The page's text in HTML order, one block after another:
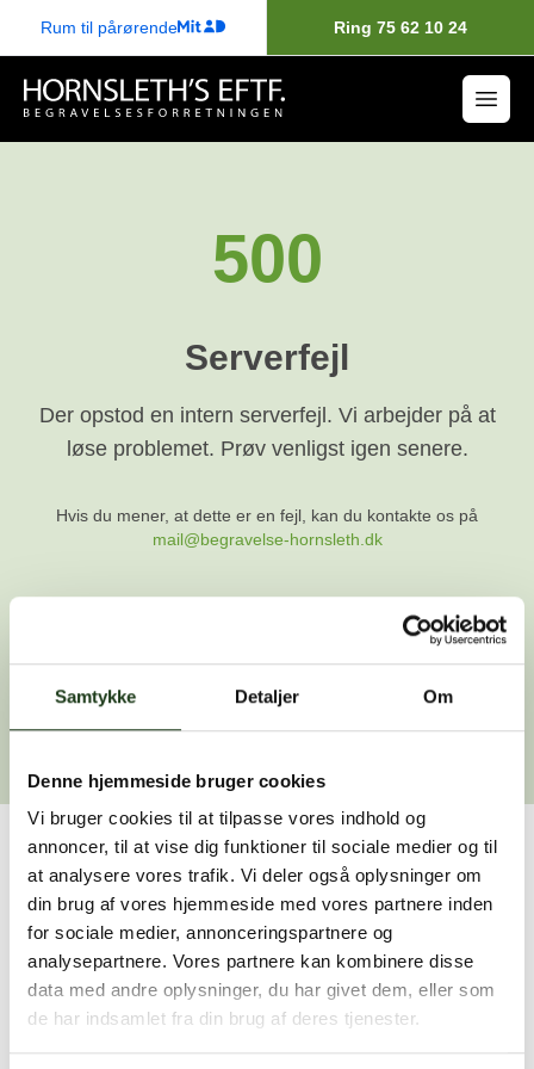
Samtykke Detaljer Om
Denne hjemmeside bruger cookies
Vi bruger cookies til at tilpasse vores indhold og
annoncer, til at vise dig funktioner til sociale medier og til
at analysere vores trafik. Vi deler også oplysninger om
din brug af vores hjemmeside med vores partnere inden
for sociale medier, annonceringspartnere og
analysepartnere. Vores partnere kan kombinere disse
data med andre oplysninger, du har givet dem, eller som
de har indsamlet fra din brug af deres tjenester.
Rum til pårørende Ring 75 62 10 24
500
Serverfejl
Der opstod en intern serverfejl. Vi arbejder på at
løse problemet. Prøv venligst igen senere.
Hvis du mener, at dette er en fejl, kan du kontakte os på
mail@begravelse-hornsleth.dk
Gå tilbage
Har du brug for hjælp?
Vi er her for at hjælpe dig. Du er velkommen til at kontakte
os, hvis du har spørgsmål eller brug for assistance.
59 45 10 14
Find nærmeste afdeling